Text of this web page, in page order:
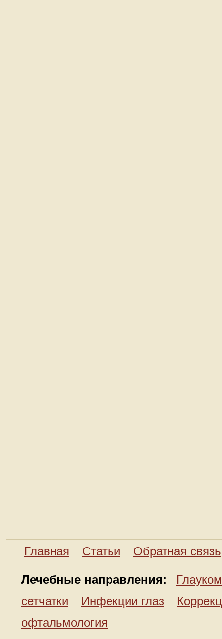
Главная Статьи Обратная связь
Лечебные направления:
сетчатки
Инфекции глаз
офтальмология